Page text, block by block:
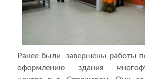
Ранее были завершены работы
оформлению здания